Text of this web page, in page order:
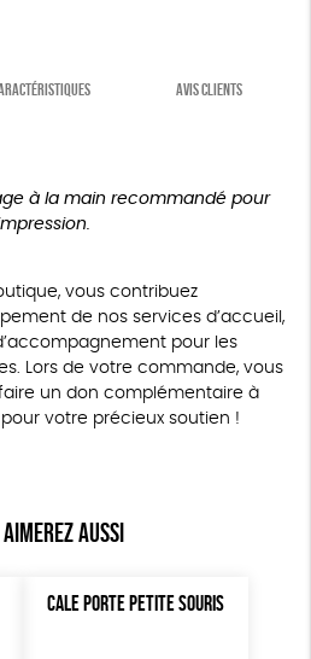
AVIS CLIENTS
à la main recommandé pour
vous contribuez
de nos services d’accueil,
pour les
Lors de votre commande, vous
un don complémentaire à
votre précieux soutien !
aimerez aussi
CALE PORTE PETITE SOURIS